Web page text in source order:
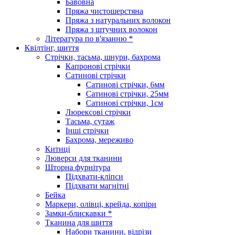
Пряжа чистошерстяна
Пряжа з натуральних волокон
Пряжа з штучних волокон
Література по в'язанню *
Квілтінг, шиття
Стрічки, тасьма, шнури, бахрома
Капронові стрічки
Сатинові стрічки
Сатинові стрічки, 6мм
Сатинові стрічки, 25мм
Сатинові стрічки, 1см
Люрексові стрічки
Тасьма, сутаж
Інші стрічки
Бахрома, мереживо
Китиці
Люверси для тканини
Шторна фурнітура
Підхвати-кліпси
Підхвати магнітні
Бейка
Маркери, олівці, крейда, копіри
Замки-блискавки *
Тканина для шиття
Набори тканини, відрізи